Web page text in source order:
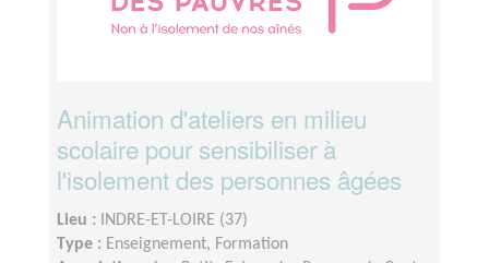
Animation d'ateliers en milieu
scolaire pour sensibiliser à
l'isolement des personnes âgées
Lieu :
INDRE-ET-LOIRE (37)
Type : Enseignement, Formation